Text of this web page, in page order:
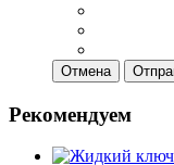
Отмена
Рекомендуем